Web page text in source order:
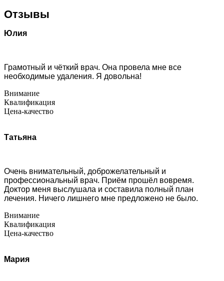
Отзывы
Юлия
Грамотный и чёткий врач. Она провела мне все
необходимые удаления. Я довольна!
Внимание
Квалификация
Цена-качество
Татьяна
Очень внимательный, доброжелательный и
профессиональный врач. Приём прошёл вовремя.
Доктор меня выслушала и составила полный план
лечения. Ничего лишнего мне предложено не было.
Внимание
Квалификация
Цена-качество
Мария